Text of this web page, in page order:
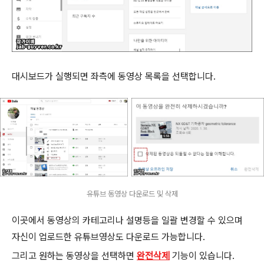
대시보드가 실행되면 좌측에 동영상 목록을 선택합니다.
유튜브 동영상 다운로드 및 삭제
이곳에서 동영상의 카테고리나 설명등을 일괄 변경할 수 있으며
자신이 업로드한 유튜브영상도 다운로드 가능합니다.
그리고 원하는 동영상을 선택하면 완전삭제 기능이 있습니다.